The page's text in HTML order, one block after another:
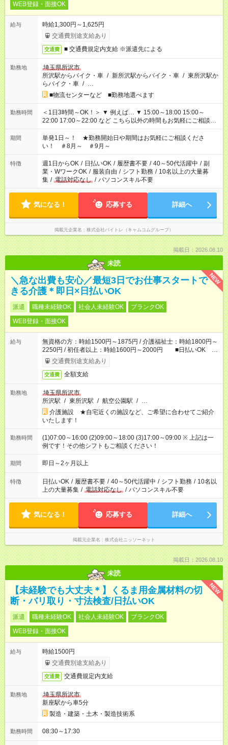
WEB登録・面接OK
給与
時給1,300円～1,625円
交通費別途支給あり
交通費 ■ 交通費規定内支給 ※派遣先による
勤務地
埼玉県所沢市
所沢駅からバイク・車 / 新所沢駅からバイク・車 / 東所沢駅か
らバイク・車 / …
■物流センターなど ■勤務地選べます
勤務時間
＜1日3時間～OK！＞ ▼ 例えば… ▼ 15:00～18:00 15:00～
22:00 17:00～22:00 など こちら以外の時間もお気軽にご相談く
ださい！
期間
単発1日～！ ★勤務開始日や期間はお気軽にご相談くださ
い！ ＃8月～ ＃9月～
特徴 週1日からOK / 日払いOK / 履歴書不要 / 40～50代活躍中 / 副
業・WワークOK / 服装自由 / シフト勤務 / 10名以上の大量募
集 / 電話対応なし / パソコンスキル不要
気になる！ 応募する 詳細へ
掲載元企業名 株式会社バイトレ（キャムコムグループ）
掲載日：2026.08.10
未読
NEW
＼急な出費も安心／最短3日でお仕事スタートで
きる介護＊即日×日払いOK
派遣 職種未経験OK 社会人未経験OK
ブランクOK
WEB登録・面接OK
給与
無資格の方：時給1500円～1875円 / 介護福祉士：時給1800円～
2250円 / 初任者以上：時給1600円～2000円 ■日払いOK ■
日収例：1万2000円（時給1500円×8h）
交通費別途支給あり
交通費 全額支給
勤務地
埼玉県所沢市
所沢駅 / 東所沢駅 / 航空公園駅 / …
介護施設 ★自宅近くの施設など、ご希望に合わせてご紹介
いたします！
勤務時間
(1)07:00～16:00 (2)09:00～18:00 (3)17:00～09:00 ※ 上記は一
例です！その他シフトもご相談ください！
期間 即日～2ヶ月以上
特徴 日払いOK / 履歴書不要 / 40～50代活躍中 / シフト勤務 / 10名以
上の大量募集 / 電話対応なし / パソコンスキル不要
気になる！ 応募する 詳細へ
掲載元企業名 株式会社ニッソーネット
掲載日：2026.08.10
未読
NEW
【未経験でも大丈夫＊】くるま用金属材料の切
断・バリ取り・寸法検査/日払いOK
派遣 職種未経験OK 社会人未経験OK
ブランクOK
WEB登録・面接OK
給与
時給1500円
交通費別途支給あり
交通費 交通費規定内支給
勤務地
埼玉県所沢市
新座駅から車5分
製造・建築・土木・製造技術系
勤務時間 08:30～17:30